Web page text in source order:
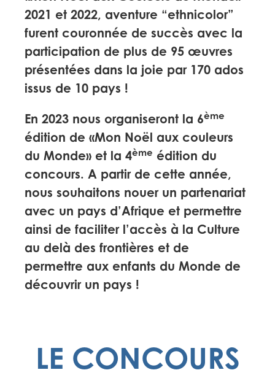
2021 et 2022, aventure “ethnicolor”
furent couronnée de succès avec la
participation de plus de 95 œuvres
présentées dans la joie par 170 ados
issus de 10 pays !
En 2023 nous organiseront la 6ème
édition de «Mon Noël aux couleurs
du Monde» et la 4ème édition du
concours. A partir de cette année,
nous souhaitons nouer un partenariat
avec un pays d’Afrique et permettre
ainsi de faciliter l’accès à la Culture
au delà des frontières et de
permettre aux enfants du Monde de
découvrir un pays !
LE CONCOURS